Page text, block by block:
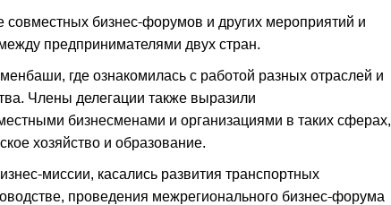
бизнес-форумов и других мероприятий и
предпринимателями двух стран.
где ознакомилась с работой разных отраслей и
Члены делегации также выразили
бизнесменами и организациями в таких сферах,
хозяйство и образование.
миссии, касались развития транспортных
проведения межрегионального бизнес-форума